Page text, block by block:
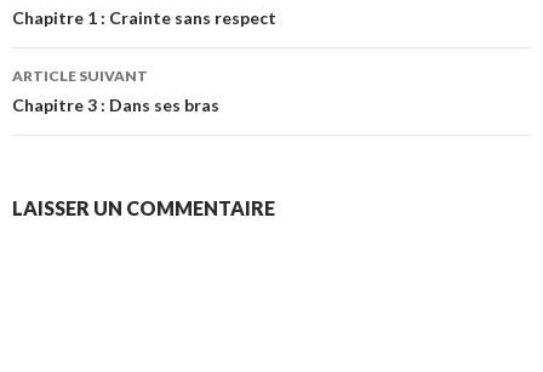
des
articles
Chapitre 1 : Crainte sans respect
ARTICLE SUIVANT
Chapitre 3 : Dans ses bras
LAISSER UN COMMENTAIRE